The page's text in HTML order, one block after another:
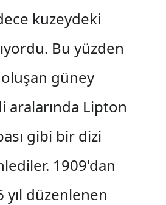
kuzeydeki
Bu yüzden
güney
aralarında Lipton
gibi bir dizi
1909'dan
yıl düzenlenen